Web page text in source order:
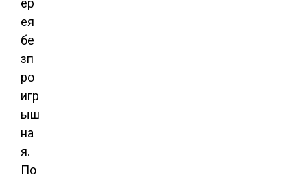
ер
ея
бе
зп
ро
игр
ыш
на
я.
По